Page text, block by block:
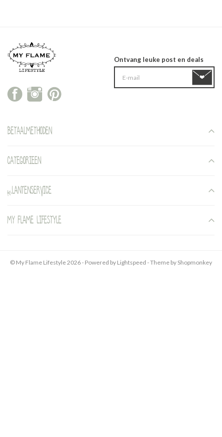
Ontvang leuke post en deals
Betaalmethoden
Categorieen
Klantenservice
My Flame Lifestyle
© My Flame Lifestyle 2026 - Powered by Lightspeed - Theme by Shopmonkey